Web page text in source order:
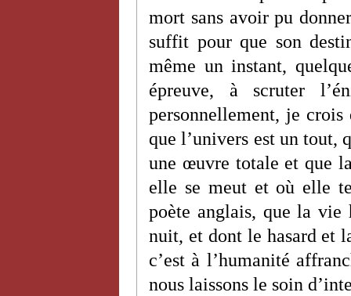
mort sans avoir pu
suffit pour que son
même un instant,
épreuve, à scruter
personnellement, je
que l’univers est un tout,
une œuvre totale et que
elle se meut et où elle
poète anglais, que la
nuit, et dont le hasard et
c’est à l’humanité
nous laissons le soin